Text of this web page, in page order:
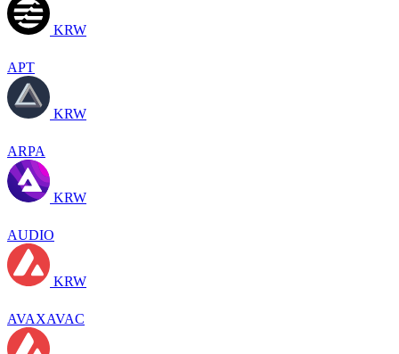
KRW
APT
KRW
ARPA
KRW
AUDIO
KRW
AVAXAVAC